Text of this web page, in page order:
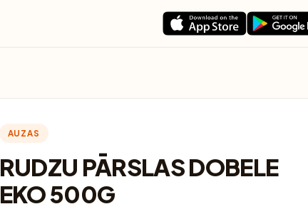
AUZAS
RUDZU PĀRSLAS DOBELE
EKO 500G